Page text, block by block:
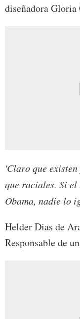
diseñadora Gloria
'Claro que
que raciales. Si el
Obama, nadie lo
Helder Dias de
Responsable de